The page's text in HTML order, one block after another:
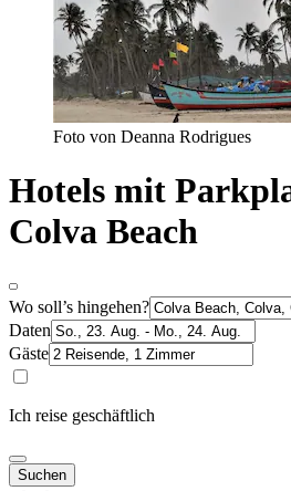
Foto von Deanna Rodrigues
Hotels mit
Colva Beach
Wo soll’s hingehen?
Daten
Gäste
Ich reise geschäftlich
Suchen